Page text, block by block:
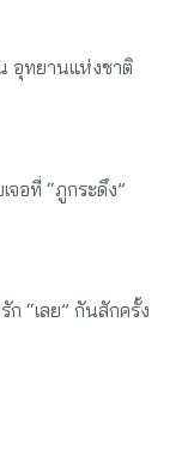
อุทยานแห่งชาติ
อที่ “ภูกระดึง”
“เลย” กันสักครั้ง